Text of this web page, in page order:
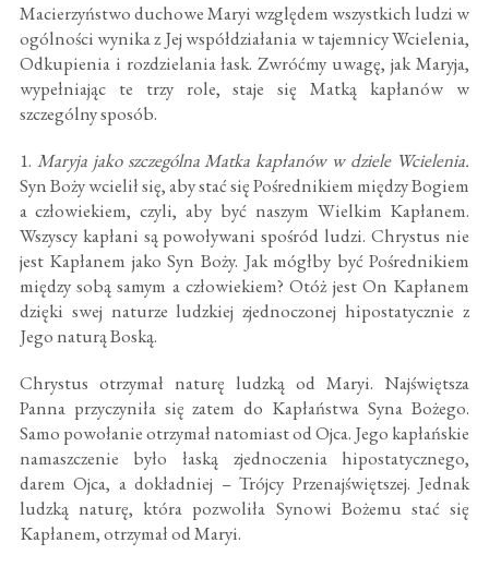
Macierzyństwo duchowe Maryi względem wszystkich ludzi w
ogólności wynika z Jej współdziałania w tajemnicy Wcielenia,
Odkupienia i rozdzielania łask. Zwróćmy uwagę, jak Maryja,
wypełniając te trzy role, staje się Matką kapłanów w
szczególny sposób.
1. Maryja jako szczególna Matka kapłanów w dziele Wcielenia.
Syn Boży wcielił się, aby stać się Pośrednikiem między Bogiem
a człowiekiem, czyli, aby być naszym Wielkim Kapłanem.
Wszyscy kapłani są powoływani spośród ludzi. Chrystus nie
jest Kapłanem jako Syn Boży. Jak mógłby być Pośrednikiem
między sobą samym a człowiekiem? Otóż jest On Kapłanem
dzięki swej naturze ludzkiej zjednoczonej hipostatycznie z
Jego naturą Boską.
Chrystus otrzymał naturę ludzką od Maryi. Najświętsza
Panna przyczyniła się zatem do Kapłaństwa Syna Bożego.
Samo powołanie otrzymał natomiast od Ojca. Jego kapłańskie
namaszczenie było łaską zjednoczenia hipostatycznego,
darem Ojca, a dokładniej – Trójcy Przenajświętszej. Jednak
ludzką naturę, która pozwoliła Synowi Bożemu stać się
Kapłanem, otrzymał od Maryi.